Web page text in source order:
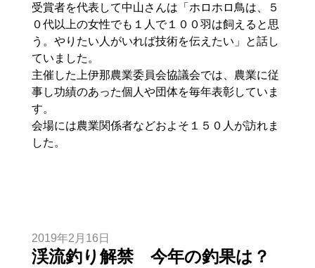
受賞者を代表して中山さんは「ホロホロ鳥は、５
０代以上の女性でも１人で１００羽は飼えると思
う。やりたい人がいれば技術を伝えたい」と話し
ていました。
主催した上伊那農業委員会協議会では、農業に従
事し功績のあった個人や団体を毎年表彰していま
す。
会場には農業関係者などおよそ１５０人が訪れま
した。
2019年2月16日
渓流釣り解禁 今年の釣果は？